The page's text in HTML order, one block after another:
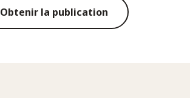
Obtenir la publication